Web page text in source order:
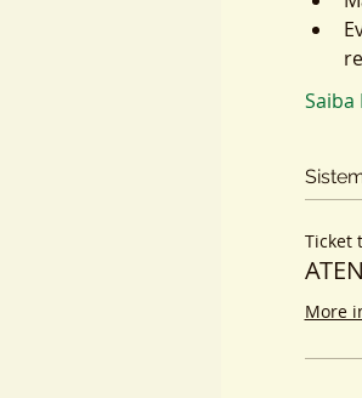
Saiba
Ticket
More